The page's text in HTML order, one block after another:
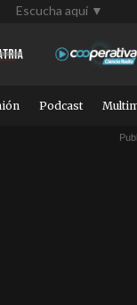
Escucha aquí ▼
Podcast